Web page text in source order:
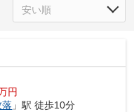
円
落 」駅 徒歩10分